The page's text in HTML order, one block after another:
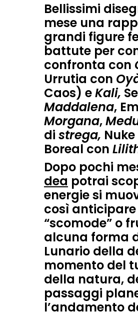
Bellissimi
mese una
grandi figure
battute per
confronta con
Urrutia con
Caos) eKali,
Maddalena,
Morgana,
di strega, Nuke
Boreal con
Dopo pochi
dea potrai
energie si
così
“scomode” o
alcuna forma
Lunario della
momento del
della natura,
passaggi
l’andamento